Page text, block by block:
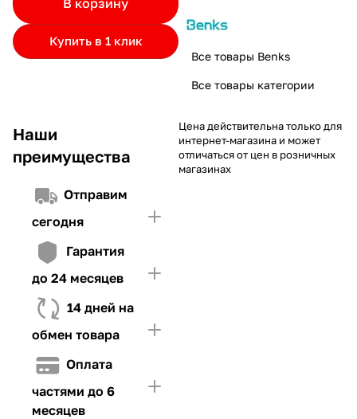
Купить в 1 клик
Наши
преимущества
Отправим
сегодня
Гарантия
до 24 месяцев
14 дней на
обмен товара
Оплата
частями до 6
месяцев
и Первого взноса (в случае необходимости)
Если лимит ниже стоимости товара, недостающую
сумму нужно внести Первым взносом
4. Иметь достаточно средств для внесения первой части платежа
Все товары Benks
Все товары категории
Цена действительна только для
интернет-магазина и может
отличаться от цен в розничных
магазинах